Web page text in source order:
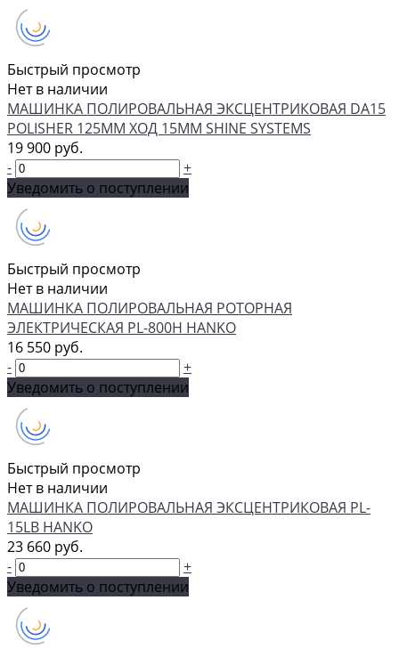
Быстрый просмотр
Нет в наличии
МАШИНКА ПОЛИРОВАЛЬНАЯ ЭКСЦЕНТРИКОВАЯ DA15
POLISHER 125ММ ХОД 15ММ SHINE SYSTEMS
19 900 руб.
-
+
Уведомить о поступлении
Быстрый просмотр
Нет в наличии
МАШИНКА ПОЛИРОВАЛЬНАЯ РОТОРНАЯ
ЭЛЕКТРИЧЕСКАЯ PL-800H HANKO
16 550 руб.
-
+
Уведомить о поступлении
Быстрый просмотр
Нет в наличии
МАШИНКА ПОЛИРОВАЛЬНАЯ ЭКСЦЕНТРИКОВАЯ PL-
15LB HANKO
23 660 руб.
-
+
Уведомить о поступлении